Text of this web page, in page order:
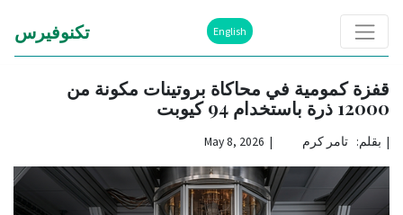
English تكنوفيرس
قفزة كمومية في محاكاة بروتينات مكونة من
12000 ذرة باستخدام 94 كيوبت
| بقلم: تامر كرم | May 8, 2026